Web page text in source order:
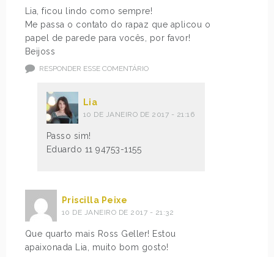
Lia, ficou lindo como sempre!
Me passa o contato do rapaz que aplicou o
papel de parede para vocês, por favor!
Beijoss
RESPONDER ESSE COMENTÁRIO
Lia
10 DE JANEIRO DE 2017 - 21:16
Passo sim!
Eduardo 11 94753-1155
Priscilla Peixe
10 DE JANEIRO DE 2017 - 21:32
Que quarto mais Ross Geller! Estou
apaixonada Lia, muito bom gosto!